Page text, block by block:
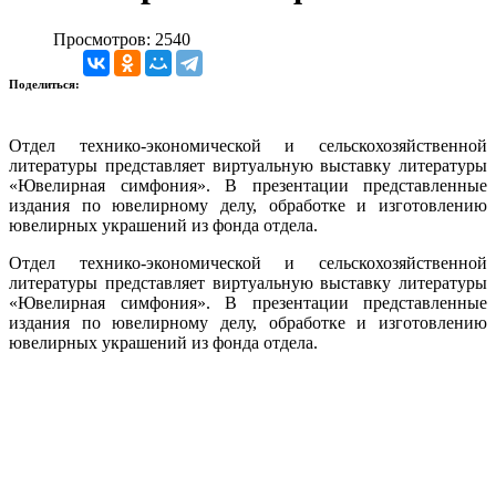
Просмотров: 2540
Поделиться:
Отдел технико-экономической и сельскохозяйственной
литературы представляет виртуальную выставку литературы
«Ювелирная симфония». В презентации представленные
издания по ювелирному делу, обработке и изготовлению
ювелирных украшений из фонда отдела.
Отдел технико-экономической и сельскохозяйственной
литературы представляет виртуальную выставку литературы
«Ювелирная симфония». В презентации представленные
издания по ювелирному делу, обработке и изготовлению
ювелирных украшений из фонда отдела.